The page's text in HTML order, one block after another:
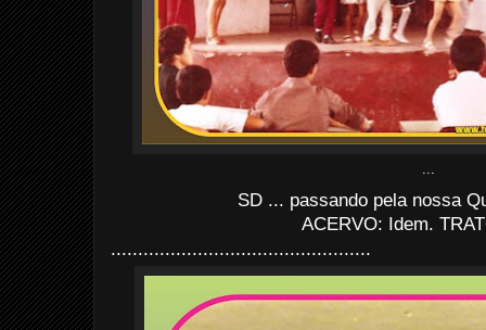
SD ... passando pela nossa
ACERVO: Idem.
................................................